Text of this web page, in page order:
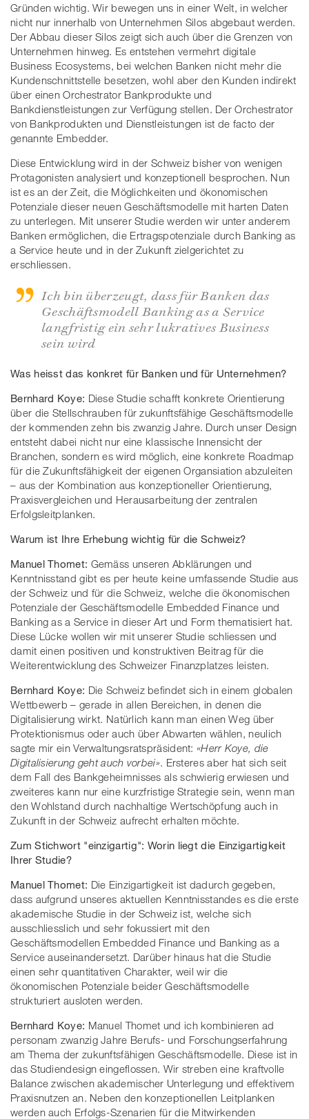
Gründen wichtig. Wir bewegen uns in einer Welt, in welcher
nicht nur innerhalb von Unternehmen Silos abgebaut werden.
Der Abbau dieser Silos zeigt sich auch über die Grenzen von
Unternehmen hinweg. Es entstehen vermehrt digitale
Business Ecosystems, bei welchen Banken nicht mehr die
Kundenschnittstelle besetzen, wohl aber den Kunden indirekt
über einen Orchestrator Bankprodukte und
Bankdienstleistungen zur Verfügung stellen. Der Orchestrator
von Bankprodukten und Dienstleistungen ist de facto der
genannte Embedder.
Diese Entwicklung wird in der Schweiz bisher von wenigen
Protagonisten analysiert und konzeptionell besprochen. Nun
ist es an der Zeit, die Möglichkeiten und ökonomischen
Potenziale dieser neuen Geschäftsmodelle mit harten Daten
zu unterlegen. Mit unserer Studie werden wir unter anderem
Banken ermöglichen, die Ertragspotenziale durch Banking as
a Service heute und in der Zukunft zielgerichtet zu
erschliessen.
Ich bin überzeugt, dass für Banken das
Geschäftsmodell Banking as a Service
langfristig ein sehr lukratives Business
sein wird
Was heisst das konkret für Banken und für Unternehmen?
Bernhard Koye: Diese Studie schafft konkrete Orientierung
über die Stellschrauben für zukunftsfähige Geschäftsmodelle
der kommenden zehn bis zwanzig Jahre. Durch unser Design
entsteht dabei nicht nur eine klassische Innensicht der
Branchen, sondern es wird möglich, eine konkrete Roadmap
für die Zukunftsfähigkeit der eigenen Organsiation abzuleiten
– aus der Kombination aus konzeptioneller Orientierung,
Praxisvergleichen und Herausarbeitung der zentralen
Erfolgsleitplanken.
Warum ist Ihre Erhebung wichtig für die Schweiz?
Manuel Thomet: Gemäss unseren Abklärungen und
Kenntnisstand gibt es per heute keine umfassende Studie aus
der Schweiz und für die Schweiz, welche die ökonomischen
Potenziale der Geschäftsmodelle Embedded Finance und
Banking as a Service in dieser Art und Form thematisiert hat.
Diese Lücke wollen wir mit unserer Studie schliessen und
damit einen positiven und konstruktiven Beitrag für die
Weiterentwicklung des Schweizer Finanzplatzes leisten.
Bernhard Koye: Die Schweiz befindet sich in einem globalen
Wettbewerb – gerade in allen Bereichen, in denen die
Digitalisierung wirkt. Natürlich kann man einen Weg über
Protektionismus oder auch über Abwarten wählen, neulich
sagte mir ein Verwaltungsratspräsident:«Herr Koye, die
Digitalisierung geht auch vorbei». Ersteres aber hat sich seit
dem Fall des Bankgeheimnisses als schwierig erwiesen und
zweiteres kann nur eine kurzfristige Strategie sein, wenn man
den Wohlstand durch nachhaltige Wertschöpfung auch in
Zukunft in der Schweiz aufrecht erhalten möchte.
Zum Stichwort "einzigartig": Worin liegt die Einzigartigkeit
Ihrer Studie?
Manuel Thomet: Die Einzigartigkeit ist dadurch gegeben,
dass aufgrund unseres aktuellen Kenntnisstandes es die erste
akademische Studie in der Schweiz ist, welche sich
ausschliesslich und sehr fokussiert mit den
Geschäftsmodellen Embedded Finance und Banking as a
Service auseinandersetzt. Darüber hinaus hat die Studie
einen sehr quantitativen Charakter, weil wir die
ökonomischen Potenziale beider Geschäftsmodelle
strukturiert ausloten werden.
Bernhard Koye: Manuel Thomet und ich kombinieren ad
personam zwanzig Jahre Berufs- und Forschungserfahrung
am Thema der zukunftsfähigen Geschäftsmodelle. Diese ist in
das Studiendesign eingeflossen. Wir streben eine kraftvolle
Balance zwischen akademischer Unterlegung und effektivem
Praxisnutzen an. Neben den konzeptionellen Leitplanken
werden auch Erfolgs-Szenarien für die Mitwirkenden